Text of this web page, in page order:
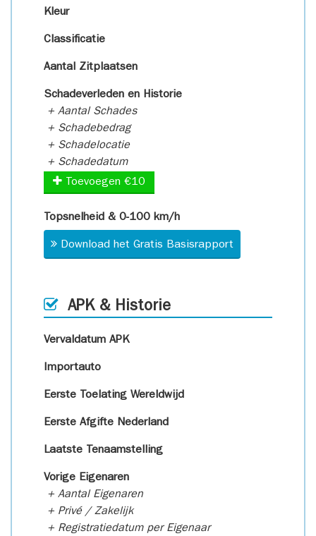
Kleur
Classificatie
Aantal Zitplaatsen
Schadeverleden en Historie
+ Aantal Schades
+ Schadebedrag
+ Schadelocatie
+ Schadedatum
Toevoegen €10
Topsnelheid & 0-100 km/h
Download het Gratis Basisrapport
APK & Historie
Vervaldatum APK
Importauto
Eerste Toelating Wereldwijd
Eerste Afgifte Nederland
Laatste Tenaamstelling
Vorige Eigenaren
+ Aantal Eigenaren
+ Privé / Zakelijk
+ Registratiedatum per Eigenaar